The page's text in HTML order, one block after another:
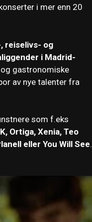
i mer enn 20
reiselivs- og
i Madrid-
gastronomiske
av nye talenter fra
som f.eks
Ortiga, Xenia, Teo
eller You Will See.